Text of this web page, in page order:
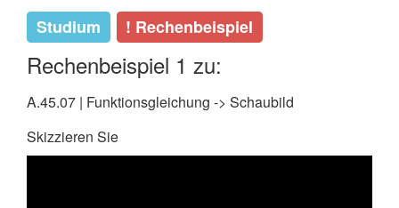
Studium ! Rechenbeispiel
Rechenbeispiel 1 zu:
A.45.07 | Funktionsgleichung -> Schaubild
Skizzieren Sie